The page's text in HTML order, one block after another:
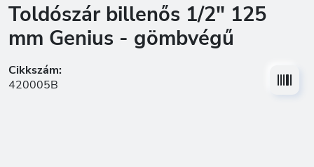
Toldószár billenős 1/2" 125
mm Genius - gömbvégű
Cikkszám:
420005B